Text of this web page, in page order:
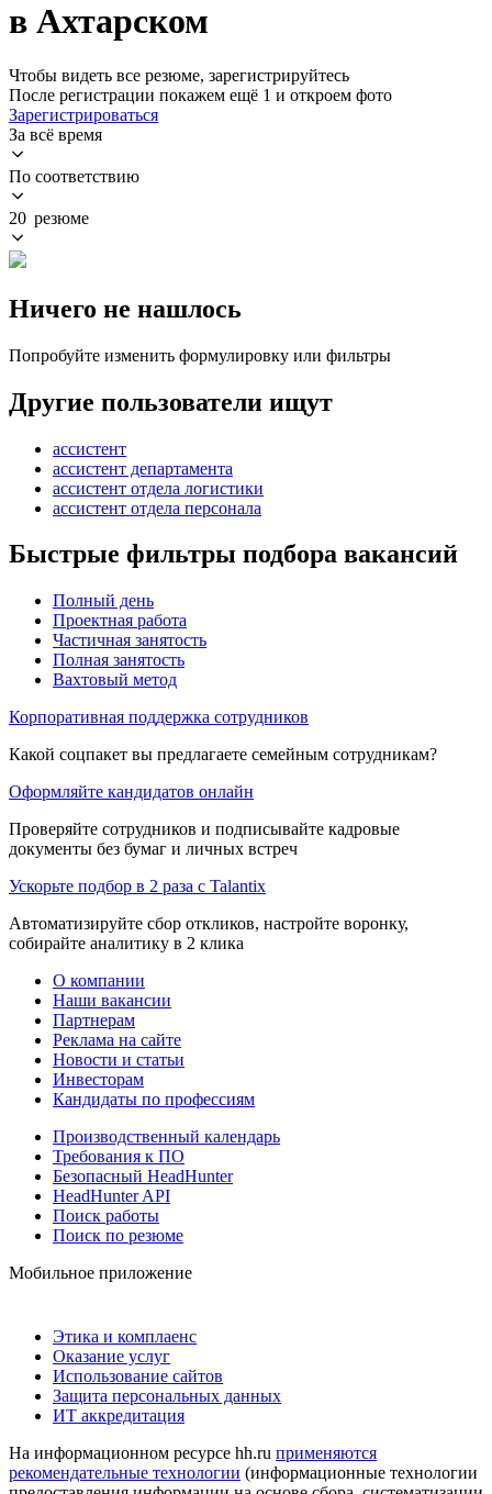
в Ахтарском
Чтобы видеть все резюме, зарегистрируйтесь
После регистрации покажем ещё 1 и откроем фото
Зарегистрироваться
За всё время
По соответствию
20 резюме
Ничего не нашлось
Попробуйте изменить формулировку или фильтры
Другие пользователи ищут
ассистент
ассистент департамента
ассистент отдела логистики
ассистент отдела персонала
Быстрые фильтры подбора вакансий
Полный день
Проектная работа
Частичная занятость
Полная занятость
Вахтовый метод
Корпоративная поддержка сотрудников
Какой соцпакет вы предлагаете семейным сотрудникам?
Оформляйте кандидатов онлайн
Проверяйте сотрудников и подписывайте кадровые
документы без бумаг и личных встреч
Ускорьте подбор в 2 раза с Talantix
Автоматизируйте сбор откликов, настройте воронку,
собирайте аналитику в 2 клика
О компании
Наши вакансии
Партнерам
Реклама на сайте
Новости и статьи
Инвесторам
Кандидаты по профессиям
Производственный календарь
Требования к ПО
Безопасный HeadHunter
HeadHunter API
Поиск работы
Поиск по резюме
Мобильное приложение
Этика и комплаенс
Оказание услуг
Использование сайтов
Защита персональных данных
ИТ аккредитация
На информационном ресурсе hh.ru применяются
рекомендательные технологии (информационные технологии